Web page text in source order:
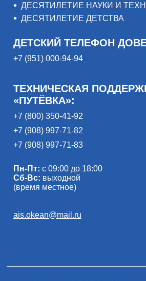
ДЕСЯТИЛЕТИЕ НАУКИ И
ДЕСЯТИЛЕТИЕ ДЕТСТВА
ДЕТСКИЙ ТЕЛЕФОН
+7 (951) 000-94-94
ТЕХНИЧЕСКАЯ
«ПУТЁВКА»:
+7 (800) 350-41-92
+7 (908) 997-71-82
+7 (908) 997-71-83
Пн-Пт: с 09:00 до 18:00
Сб-Вс: выходной
(время местное)
ais.okean@mail.ru